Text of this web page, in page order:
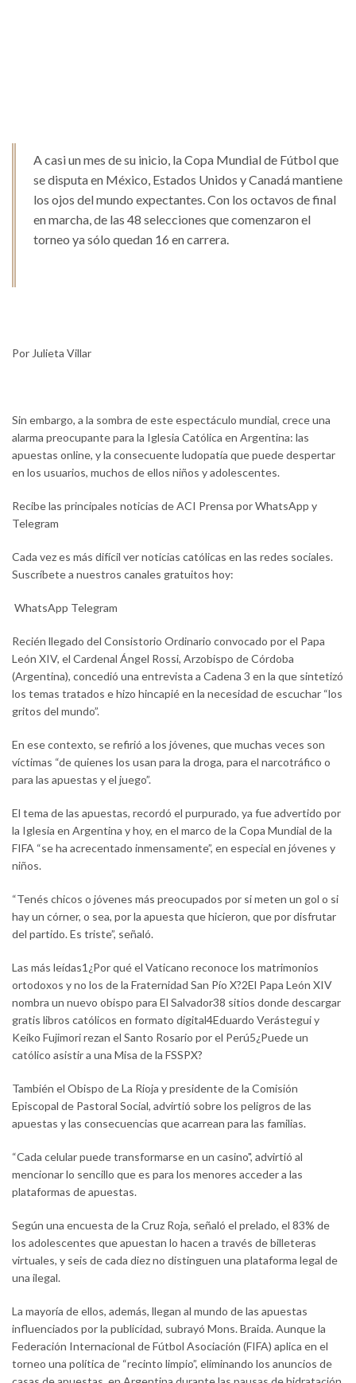
A casi un mes de su inicio, la Copa Mundial de Fútbol que
se disputa en México, Estados Unidos y Canadá mantiene
los ojos del mundo expectantes. Con los octavos de final
en marcha, de las 48 selecciones que comenzaron el
torneo ya sólo quedan 16 en carrera.
Por Julieta Villar
Sin embargo, a la sombra de este espectáculo mundial, crece una
alarma preocupante para la Iglesia Católica en Argentina: las
apuestas online, y la consecuente ludopatía que puede despertar
en los usuarios, muchos de ellos niños y adolescentes.
Recibe las principales noticias de ACI Prensa por WhatsApp y
Telegram
Cada vez es más difícil ver noticias católicas en las redes sociales.
Suscríbete a nuestros canales gratuitos hoy:
WhatsApp Telegram
Recién llegado del Consistorio Ordinario convocado por el Papa
León XIV, el Cardenal Ángel Rossi, Arzobispo de Córdoba
(Argentina), concedió una entrevista a Cadena 3 en la que sintetizó
los temas tratados e hizo hincapié en la necesidad de escuchar “los
gritos del mundo”.
En ese contexto, se refirió a los jóvenes, que muchas veces son
víctimas “de quienes los usan para la droga, para el narcotráfico o
para las apuestas y el juego”.
El tema de las apuestas, recordó el purpurado, ya fue advertido por
la Iglesia en Argentina y hoy, en el marco de la Copa Mundial de la
FIFA “se ha acrecentado inmensamente”, en especial en jóvenes y
niños.
“Tenés chicos o jóvenes más preocupados por si meten un gol o si
hay un córner, o sea, por la apuesta que hicieron, que por disfrutar
del partido. Es triste”, señaló.
Las más leídas1¿Por qué el Vaticano reconoce los matrimonios
ortodoxos y no los de la Fraternidad San Pío X?2El Papa León XIV
nombra un nuevo obispo para El Salvador38 sitios donde descargar
gratis libros católicos en formato digital4Eduardo Verástegui y
Keiko Fujimori rezan el Santo Rosario por el Perú5¿Puede un
católico asistir a una Misa de la FSSPX?
También el Obispo de La Rioja y presidente de la Comisión
Episcopal de Pastoral Social, advirtió sobre los peligros de las
apuestas y las consecuencias que acarrean para las familias.
“Cada celular puede transformarse en un casino", advirtió al
mencionar lo sencillo que es para los menores acceder a las
plataformas de apuestas.
Según una encuesta de la Cruz Roja, señaló el prelado, el 83% de
los adolescentes que apuestan lo hacen a través de billeteras
virtuales, y seis de cada diez no distinguen una plataforma legal de
una ilegal.
La mayoría de ellos, además, llegan al mundo de las apuestas
influenciados por la publicidad, subrayó Mons. Braida. Aunque la
Federación Internacional de Fútbol Asociación (FIFA) aplica en el
torneo una política de “recinto limpio”, eliminando los anuncios de